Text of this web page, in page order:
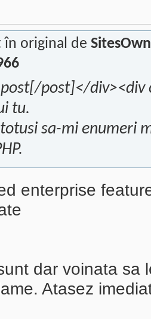
în original de
post]</div><div
tu.
sa-mi enumeri
enterprise
dar voinata sa
Atasez